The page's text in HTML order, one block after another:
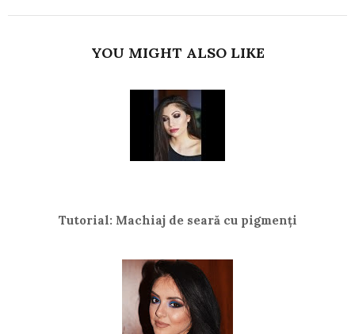
YOU MIGHT ALSO LIKE
Tutorial: Machiaj de seară cu pigmenți